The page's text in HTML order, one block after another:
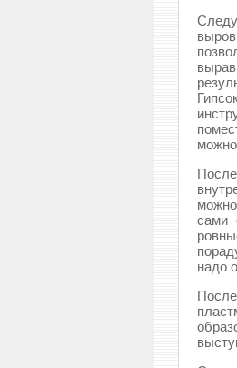
сами
надо